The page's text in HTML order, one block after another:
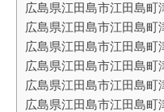
広島県江田島市江田島町
広島県江田島市江田島町
広島県江田島市江田島町
広島県江田島市江田島町
広島県江田島市江田島町
広島県江田島市江田島町